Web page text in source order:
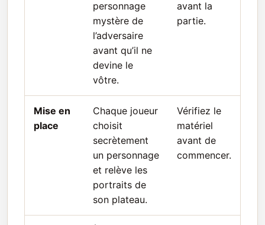
personnage
mystère de
l’adversaire
avant qu’il ne
devine le
vôtre.
avant la
partie.
Mise en
place
Chaque joueur
choisit
secrètement
un personnage
et relève les
portraits de
son plateau.
Vérifiez le
matériel
avant de
commencer.